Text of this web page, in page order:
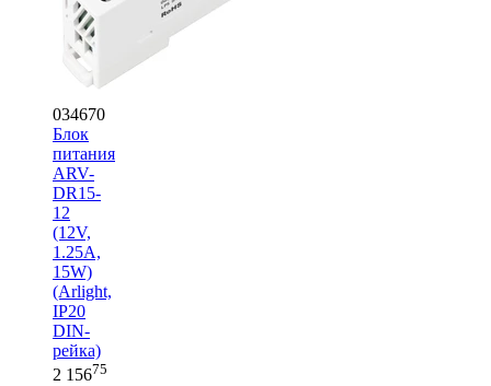
034670
Блок
питания
ARV-
DR15-
12
(12V,
1.25A,
15W)
(Arlight,
IP20
DIN-
рейка)
2 15675